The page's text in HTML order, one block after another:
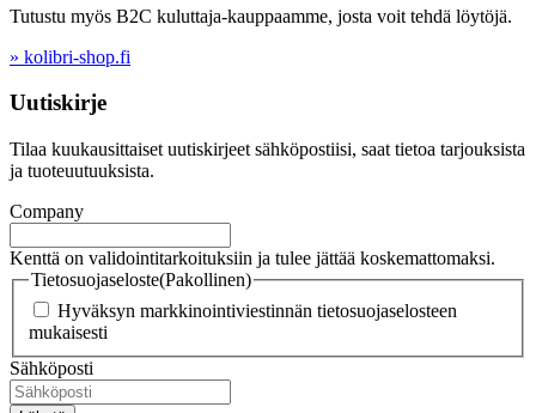
Tutustu myös B2C kuluttaja-kauppaamme, josta voit tehdä löytöjä.
» kolibri-shop.fi
Uutiskirje
Tilaa kuukausittaiset uutiskirjeet sähköpostiisi, saat tietoa tarjouksista
ja tuoteuutuuksista.
Company
Kenttä on validointitarkoituksiin ja tulee jättää koskemattomaksi.
Tietosuojaseloste(Pakollinen)
Hyväksyn markkinointiviestinnän tietosuojaselosteen
mukaisesti
Sähköposti